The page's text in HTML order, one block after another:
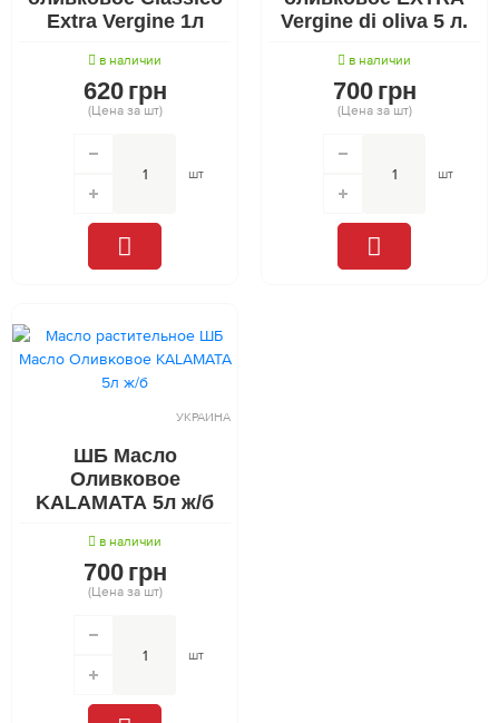
Extra Vergine 1л
в наличии
620 грн
(Цена за шт)
шт
Vergine di oliva 5 л.
в наличии
700 грн
(Цена за шт)
шт
УКРАИНА
ШБ Масло
Оливковое
KALAMATA 5л ж/б
в наличии
700 грн
(Цена за шт)
шт